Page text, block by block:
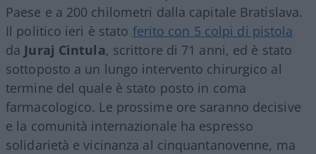
Paese e a 200 chilometri dalla capitale Bratislava.
Il politico ieri è stato ferito con 5 colpi di pistola
da Juraj Cintula, scrittore di 71 anni, ed è stato
sottoposto a un lungo intervento chirurgico al
termine del quale è stato posto in coma
farmacologico. Le prossime ore saranno decisive
e la comunità internazionale ha espresso
solidarietà e vicinanza al cinquantanovenne, ma